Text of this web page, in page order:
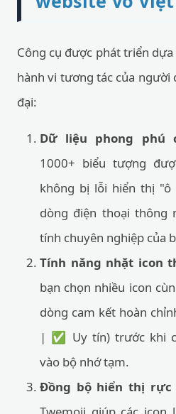
Công cụ được phát triển
hành vi tương tác của
đại:
Dữ liệu phong phú
1000+ biểu tượng
không bị lỗi hiển thị
dòng điện thoại thông
tính chuyên nghiệp của
Tính năng nhặt icon
bạn chọn nhiều icon
dòng cam kết hoàn
| ✅ Uy tín) trước khi
vào bộ nhớ tạm.
Đồng bộ hiển thị rực